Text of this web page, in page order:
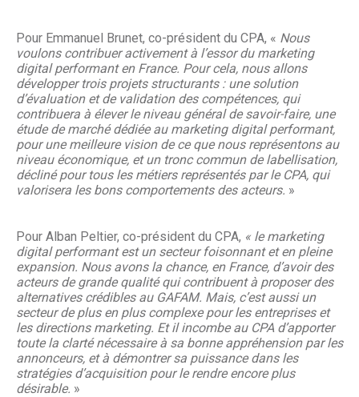
Pour Emmanuel Brunet, co-président du CPA, « Nous
voulons contribuer activement à l’essor du marketing
digital performant en France. Pour cela, nous allons
développer trois projets structurants : une solution
d’évaluation et de validation des compétences, qui
contribuera à élever le niveau général de savoir-faire, une
étude de marché dédiée au marketing digital performant,
pour une meilleure vision de ce que nous représentons au
niveau économique, et un tronc commun de labellisation,
décliné pour tous les métiers représentés par le CPA, qui
valorisera les bons comportements des acteurs. »
Pour Alban Peltier, co-président du CPA, « le marketing
digital performant est un secteur foisonnant et en pleine
expansion. Nous avons la chance, en France, d’avoir des
acteurs de grande qualité qui contribuent à proposer des
alternatives crédibles au GAFAM. Mais, c’est aussi un
secteur de plus en plus complexe pour les entreprises et
les directions marketing. Et il incombe au CPA d’apporter
toute la clarté nécessaire à sa bonne appréhension par les
annonceurs, et à démontrer sa puissance dans les
stratégies d’acquisition pour le rendre encore plus
désirable. »